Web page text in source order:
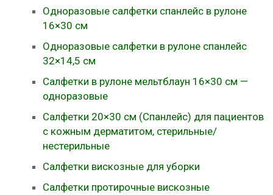
Одноразовые салфетки спанлейс в рулоне
16×30 см
Одноразовые салфетки в рулоне спанлейс
32×14,5 см
Салфетки в рулоне мельтблаун 16×30 см —
одноразовые
Салфетки 20×30 см (Спанлейс) для пациентов
с кожным дерматитом, стерильные/
нестерильные
Салфетки вискозные для уборки
Салфетки протирочные вискозные